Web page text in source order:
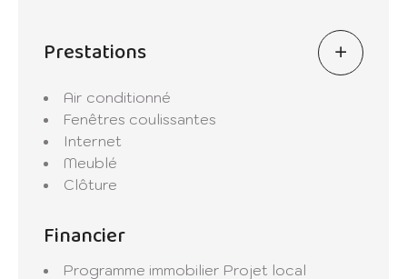
Prestations
Air conditionné
Fenêtres coulissantes
Internet
Meublé
Clôture
Financier
Programme immobilier Projet local